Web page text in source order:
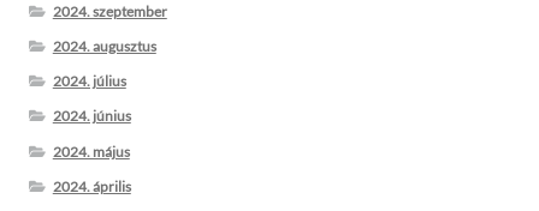
2024. szeptember
2024. augusztus
2024. július
2024. június
2024. május
2024. április